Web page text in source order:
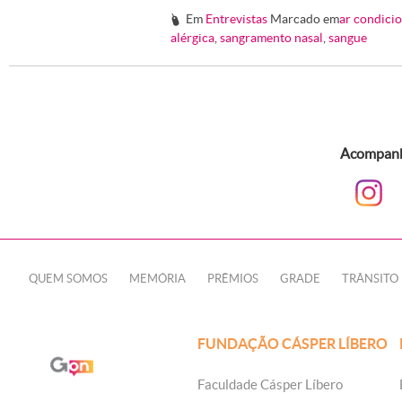
# Em Entrevistas Marcado emar
alérgica sangramento nasal sangue
QUEM SOMOS MEMÓRIA PRÊMIOS GRADE TRÂNSITO
FUNDAÇÃO CÁSPER LÍBERO
Faculdade Cásper Líbero